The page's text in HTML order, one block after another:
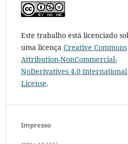
Este trabalho está licenciado
uma licença Creative Commons
Attribution-NonCommercial-
NoDerivatives 4.0 International
License.
Impresso